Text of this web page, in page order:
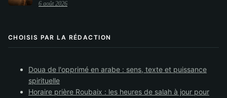
6 août 2026
CHOISIS PAR LA RÉDACTION
Doua de l'opprimé en arabe : sens, texte et puissance
spirituelle
Horaire prière Roubaix : les heures de salah à jour pour